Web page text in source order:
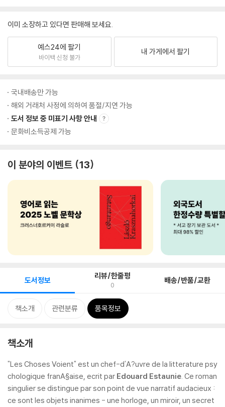
이미 소장하고 있다면 판매해 보세요.
예스24에 팔기
바이백 신청 불가
내 가게에서 팔기
국내배송만 가능
해외 거래처 사정에 의하여 품절/지연 가능
도서 정보 중 미표기 사항 안내
문화비소득공제 가능
이 분야의 이벤트 13
도서정보 리뷰/한줄평
0 배송/반품/교환
책소개 관련분류 품목정보
책소개
"Les Choses Voient" est un chef-d'A?uvre de la litterature psy
chologique franA§aise, ecrit par Edouard Estaunie. Ce roman
singulier se distingue par son point de vue narratif audacieux :
ce sont les objets inanimes - une horloge, un miroir, un secret